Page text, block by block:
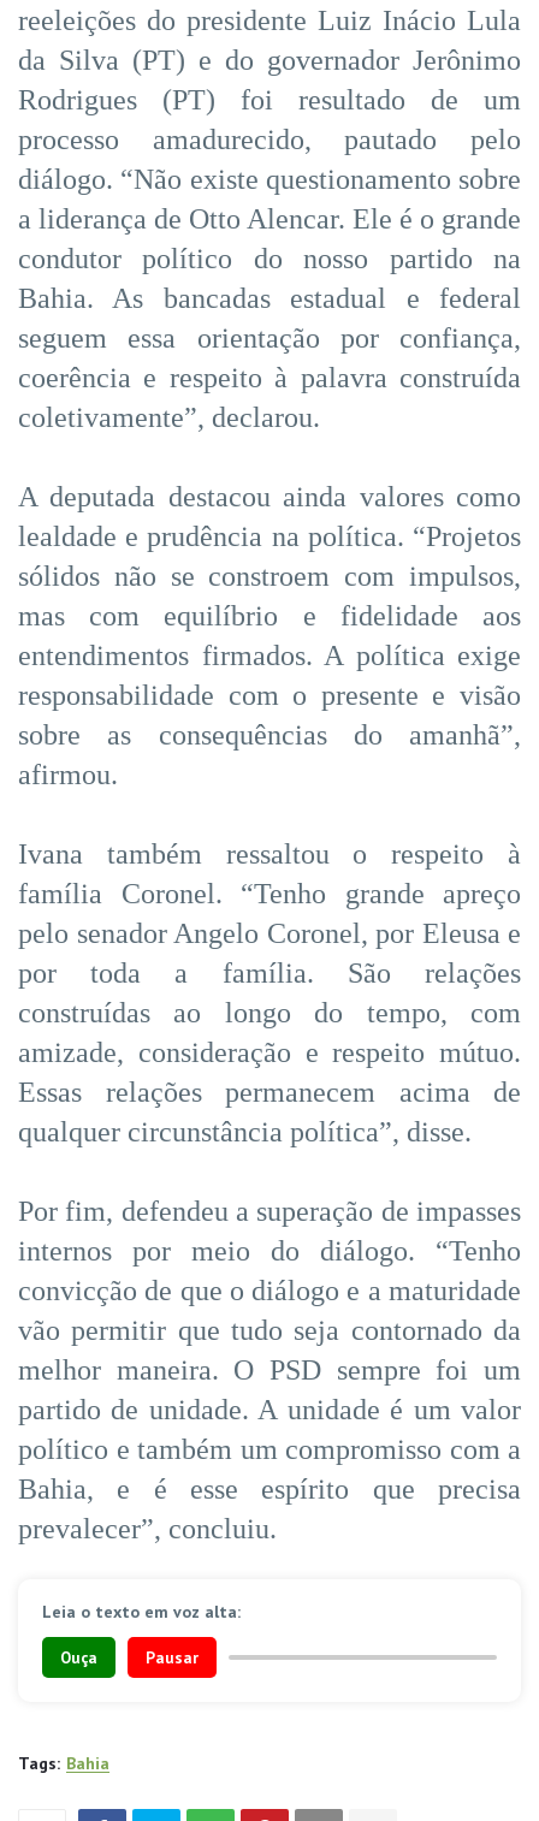
reeleições do presidente Luiz Inácio Lula
da Silva (PT) e do governador Jerônimo
Rodrigues (PT) foi resultado de um
processo amadurecido, pautado pelo
diálogo. “Não existe questionamento sobre
a liderança de Otto Alencar. Ele é o grande
condutor político do nosso partido na
Bahia. As bancadas estadual e federal
seguem essa orientação por confiança,
coerência e respeito à palavra construída
coletivamente”, declarou.
A deputada destacou ainda valores como
lealdade e prudência na política. “Projetos
sólidos não se constroem com impulsos,
mas com equilíbrio e fidelidade aos
entendimentos firmados. A política exige
responsabilidade com o presente e visão
sobre as consequências do amanhã”,
afirmou.
Ivana também ressaltou o respeito à
família Coronel. “Tenho grande apreço
pelo senador Angelo Coronel, por Eleusa e
por toda a família. São relações
construídas ao longo do tempo, com
amizade, consideração e respeito mútuo.
Essas relações permanecem acima de
qualquer circunstância política”, disse.
Por fim, defendeu a superação de impasses
internos por meio do diálogo. “Tenho
convicção de que o diálogo e a maturidade
vão permitir que tudo seja contornado da
melhor maneira. O PSD sempre foi um
partido de unidade. A unidade é um valor
político e também um compromisso com a
Bahia, e é esse espírito que precisa
prevalecer”, concluiu.
Leia o texto em voz alta:
Ouça Pausar
Tags: Bahia